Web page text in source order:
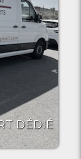
DÉDIÉ